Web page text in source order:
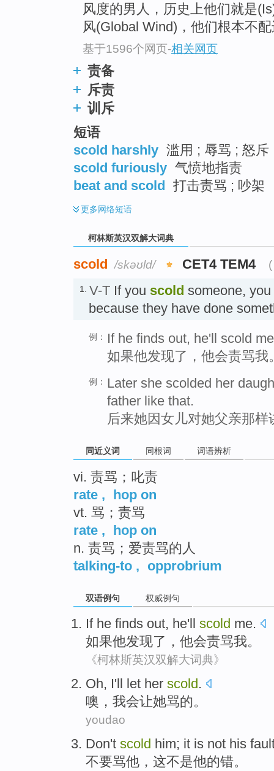
风度的男人，历史上他们就是
风(Global Wind)，他们根本不
基于1596个网页-相关网页
责备
斥责
训斥
短语
scold harshly 滥用 ; 辱骂 ; 怒斥
scold furiously 气愤地指责
beat and scold 打击责骂 ; 吵架
更多网络短语
柯林斯英汉双解大词典
scold /skəʊld/ CET4 TEM4
1. V-T If you scold someone,
because they have done
例：
If he finds out, he'll scold
如果他发现了，他会责骂我
例： Later she scolded her
father like that.
后来她因女儿对她父亲那
同近义词 同根词 词语辨析
vi. 责骂；叱责
rate , hop on
vt. 骂；责骂
rate , hop on
n. 责骂；爱责骂的人
talking-to , opprobrium
双语例句 权威例句
If he finds out, he'll scold me.
如果他发现了，他会责骂我。
《柯林斯英汉双解大词典》
Oh, I'll let her scold.
噢 ， 我会让她骂的。
youdao
Don't scold him; it is not his
不要骂他 ， 这不是他的错。